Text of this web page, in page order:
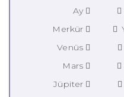
Ay
Merkür
Venüs
Mars
Jüpiter